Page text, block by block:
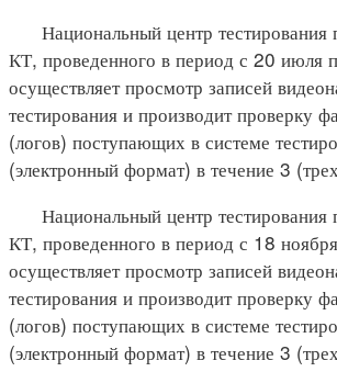
Национальный центр тестирования
КТ, проведенного в период с 20 июля
осуществляет просмотр записей
тестирования и производит проверку
(логов) поступающих в системе
(электронный формат) в течение 3
Национальный центр тестирования
КТ, проведенного в период с 18
осуществляет просмотр записей
тестирования и производит проверку
(логов) поступающих в системе
(электронный формат) в течение 3